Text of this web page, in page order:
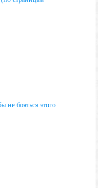
не бояться этого